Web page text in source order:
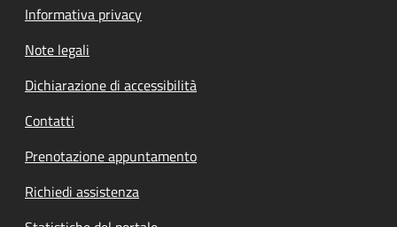
Informativa privacy
Note legali
Dichiarazione di accessibilità
Contatti
Prenotazione appuntamento
Richiedi assistenza